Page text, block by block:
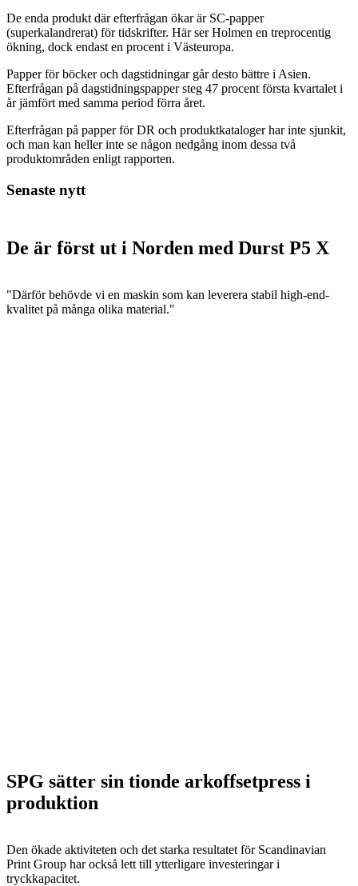
De enda produkt där efterfrågan ökar är SC-papper
(superkalandrerat) för tidskrifter. Här ser Holmen en treprocentig
ökning, dock endast en procent i Västeuropa.
Papper för böcker och dagstidningar går desto bättre i Asien.
Efterfrågan på dagstidningspapper steg 47 procent första kvartalet i
år jämfört med samma period förra året.
Efterfrågan på papper för DR och produktkataloger har inte sjunkit,
och man kan heller inte se någon nedgång inom dessa två
produktområden enligt rapporten.
Senaste nytt
De är först ut i Norden med Durst P5 X
"Därför behövde vi en maskin som kan leverera stabil high-end-
kvalitet på många olika material."
SPG sätter sin tionde arkoffsetpress i
produktion
Den ökade aktiviteten och det starka resultatet för Scandinavian
Print Group har också lett till ytterligare investeringar i
tryckkapacitet.